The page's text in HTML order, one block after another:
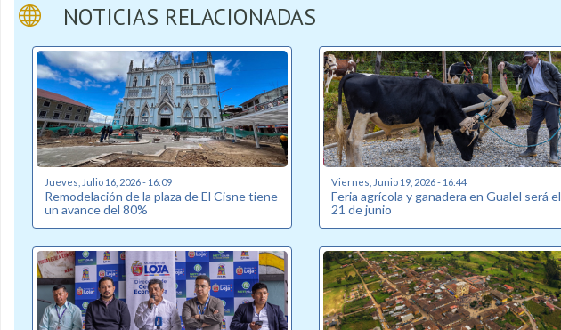
NOTICIAS RELACIONADAS
Jueves, Julio 16, 2026 - 16:09
Remodelación de la plaza de El Cisne tiene
un avance del 80%
Viernes, Junio 19, 2026 - 16:44
Feria agrícola y ganadera en Gualel será el
21 de junio